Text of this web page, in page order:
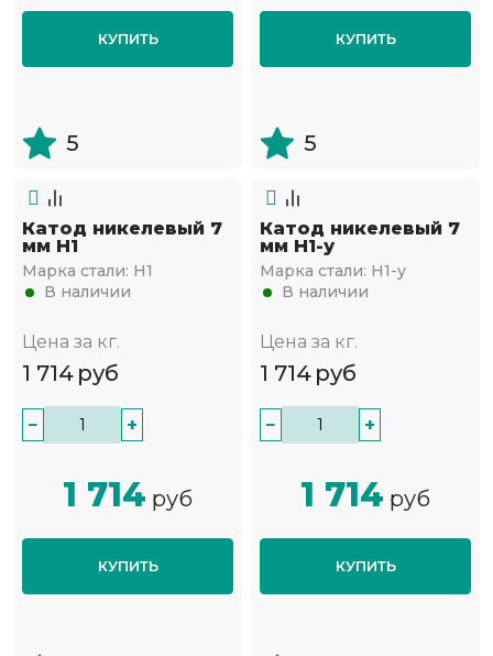
КУПИТЬ
5
КУПИТЬ
5
Катод никелевый 7
мм Н1
Марка стали: Н1
В наличии
Цена за кг.
1 714 руб
− +
1 714 руб
КУПИТЬ
Катод никелевый 7
мм Н1-у
Марка стали: Н1-у
В наличии
Цена за кг.
1 714 руб
− +
1 714 руб
КУПИТЬ